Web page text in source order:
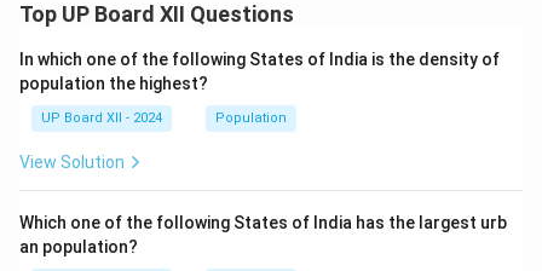
Top UP Board XII Questions
In which one of the following States of India is the density of
population the highest?
UP Board XII - 2024 Population
View Solution
Which one of the following States of India has the largest urb
an population?